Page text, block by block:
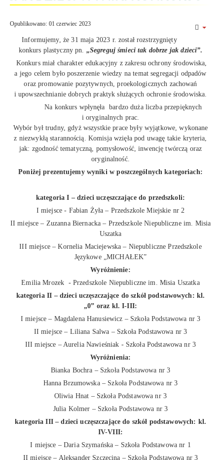
Opublikowano: 01 czerwiec 2023
Informujemy, że 31 maja 2023 r. został rozstrzygnięty
konkurs plastyczny pn. „Segreguj śmieci tak dobrze jak dzieci”.
Konkurs miał charakter edukacyjny z zakresu ochrony środowiska,
a jego celem było poszerzenie wiedzy na temat segregacji odpadów
oraz promowanie pozytywnych, proekologicznych zachowań
i upowszechnianie dobrych praktyk służących ochronie środowiska.
Na konkurs wpłynęła bardzo duża liczba przepięknych
i oryginalnych prac.
Wybór był trudny, gdyż wszystkie prace były wyjątkowe, wykonane
z niezwykłą starannością. Komisja wzięła pod uwagę takie kryteria,
jak: zgodność tematyczną, pomysłowość, inwencję twórczą oraz
oryginalność.
Poniżej prezentujemy wyniki w poszczególnych kategoriach:
kategoria I – dzieci uczęszczające do przedszkoli:
I miejsce - Fabian Żyła – Przedszkole Miejskie nr 2
II miejsce – Zuzanna Biernacka – Przedszkole Niepubliczne im. Misia
Uszatka
III miejsce – Kornelia Maciejewska – Niepubliczne Przedszkole
Językowe „MICHAŁEK”
Wyróżnienie:
Emilia Mrozek - Przedszkole Niepubliczne im. Misia Uszatka
kategoria II – dzieci uczęszczające do szkół podstawowych: kl.
„0” oraz kl. I-III:
I miejsce – Magdalena Hanusiewicz – Szkoła Podstawowa nr 3
II miejsce – Liliana Salwa – Szkoła Podstawowa nr 3
III miejsce – Aurelia Nawieśniak - Szkoła Podstawowa nr 3
Wyróżnienia:
Bianka Bochra – Szkoła Podstawowa nr 3
Hanna Brzumowska – Szkoła Podstawowa nr 3
Oliwia Hnat – Szkoła Podstawowa nr 3
Julia Kolmer – Szkoła Podstawowa nr 3
kategoria III – dzieci uczęszczające do szkół podstawowych: kl.
IV-VIII:
I miejsce – Daria Szymańska – Szkoła Podstawowa nr 1
II miejsce – Aleksander Szczecina – Szkoła Podstawowa nr 3